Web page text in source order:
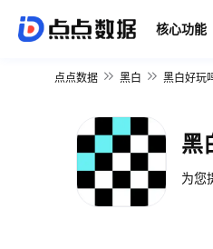
核心功能
点点数据 黑白 黑白好玩
黑
为您